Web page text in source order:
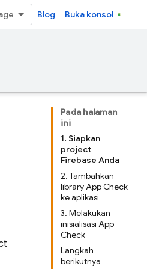
Blog Buka konsol
Pada halaman
ini
1. Siapkan
project
Firebase Anda
2. Tambahkan
library App Check
ke aplikasi
3. Melakukan
inisialisasi App
Check
Langkah
berikutnya